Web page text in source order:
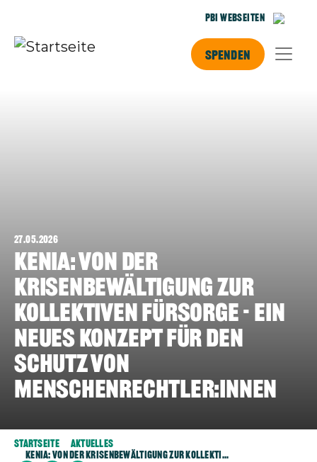
PBI Webseiten
Spenden
27.05.2026
Kenia: Von der
Krisenbewältigung zur
kollektiven Fürsorge - Ein
neues Konzept für den
Schutz von
Menschenrechtler:innen
Startseite
Aktuelles
Kenia: Von Der Krisenbewältigung Zur Kollekti...